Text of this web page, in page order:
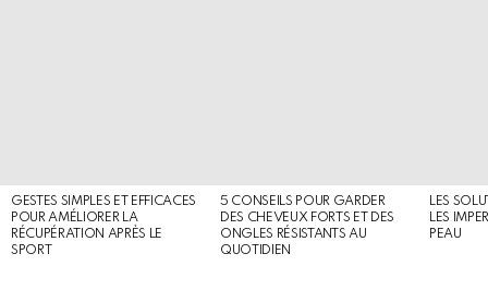
GESTES SIMPLES ET EFFICACES
POUR AMÉLIORER LA
RÉCUPÉRATION APRÈS LE
SPORT
5 CONSEILS POUR GARDER
DES CHEVEUX FORTS ET DES
ONGLES RÉSISTANTS AU
QUOTIDIEN
LES
LES
PEAU